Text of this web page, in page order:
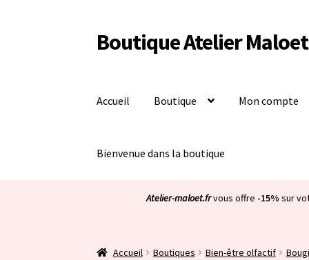
Aller
à
Aller
au
Boutique Atelier Maloet
Accueil Boutique Mon compte
Bienvenue dans la boutique
Atelier-maloet.frvous offre -15% sur
Accueil Boutiques Bien-être olfactif